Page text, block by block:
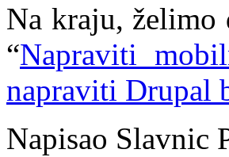
Na kraju, želimo
“Napraviti
napraviti Drupal
Napisao Slavnic